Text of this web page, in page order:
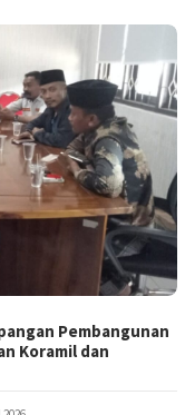
Pembangunan
Koramil dan